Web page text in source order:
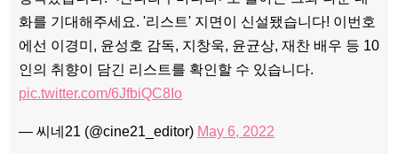
화를 기대해주세요. '리스트' 지면이 신설됐습니다! 이번호
에선 이경미, 윤성호 감독, 지창욱, 윤균상, 재찬 배우 등 10
인의 취향이 담긴 리스트를 확인할 수 있습니다.
pic.twitter.com/6JfbiQC8Io
— 씨네21 (@cine21_editor) May 6, 2022